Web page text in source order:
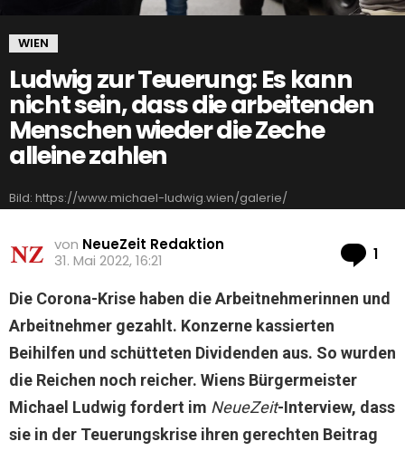
WIEN
Ludwig zur Teuerung: Es kann
nicht sein, dass die arbeitenden
Menschen wieder die Zeche
alleine zahlen
Bild: https://www.michael-ludwig.wien/galerie/
von NeueZeit Redaktion
31. Mai 2022, 16:21
1
Die Corona-Krise haben die Arbeitnehmerinnen und
Arbeitnehmer gezahlt. Konzerne kassierten
Beihilfen und schütteten Dividenden aus. So wurden
die Reichen noch reicher. Wiens Bürgermeister
Michael Ludwig fordert im NeueZeit-Interview, dass
sie in der Teuerungskrise ihren gerechten Beitrag